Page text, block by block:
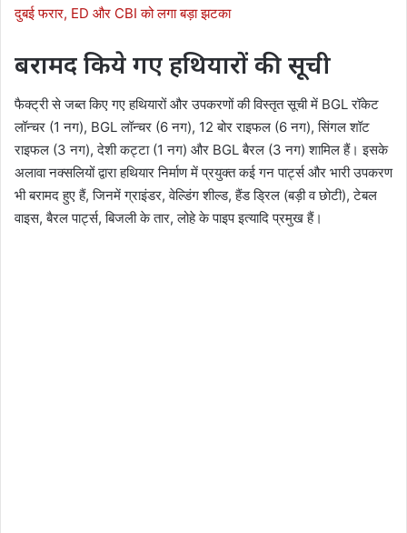
दुबई फरार, ED और CBI को लगा बड़ा झटका
बरामद किये गए हथियारों की सूची
फैक्ट्री से जब्त किए गए हथियारों और उपकरणों की विस्तृत सूची में BGL रॉकेट
लॉन्चर (1 नग), BGL लॉन्चर (6 नग), 12 बोर राइफल (6 नग), सिंगल शॉट
राइफल (3 नग), देशी कट्टा (1 नग) और BGL बैरल (3 नग) शामिल हैं। इसके
अलावा नक्सलियों द्वारा हथियार निर्माण में प्रयुक्त कई गन पार्ट्स और भारी उपकरण
भी बरामद हुए हैं, जिनमें ग्राइंडर, वेल्डिंग शील्ड, हैंड ड्रिल (बड़ी व छोटी), टेबल
वाइस, बैरल पार्ट्स, बिजली के तार, लोहे के पाइप इत्यादि प्रमुख हैं।